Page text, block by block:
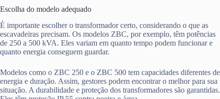
Escolha do modelo adequado
É importante escolher o transformador certo, considerando o que as
escavadeiras precisam. Os modelos ZBC, por exemplo, têm potências
de 250 a 500 kVA. Eles variam em quanto tempo podem funcionar e
quanto energia conseguem guardar.
Modelos como o ZBC 250 e o ZBC 500 tem capacidades diferentes de
energia e duração. Assim, gestores podem encontrar o melhor para sua
situação. A durabilidade e proteção dos transformadores são garantidas.